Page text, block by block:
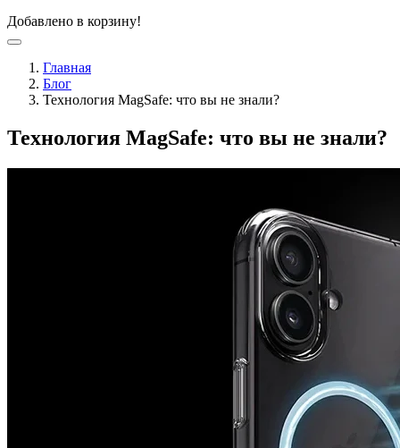
Добавлено в корзину!
Главная
Блог
Технология MagSafe: что вы не знали?
Технология MagSafe: что вы не знали?